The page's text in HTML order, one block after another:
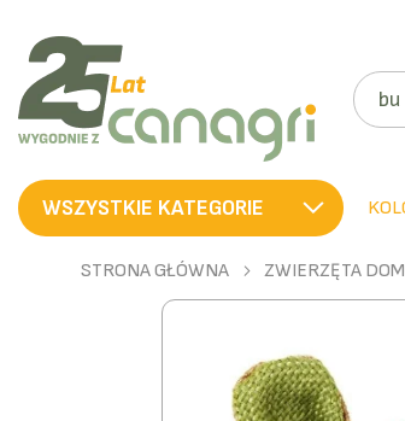
SZUKAJ
WSZYSTKIE KATEGORIE
STRONA GŁÓWNA ZWIERZĘTA